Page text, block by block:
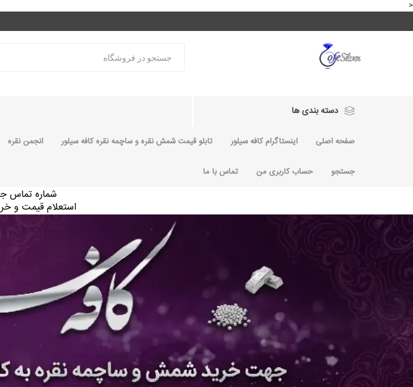
<
دسته بندی ها
صفحه اصلی اینستاگرام کافه سیلور تابلو قیمت شمش نقره و ساچمه نقره کافه سیلور انجمن نقره
جستجو حساب کاربری من تماس با ما
شماره تماس
استعلام قیمت و خرید